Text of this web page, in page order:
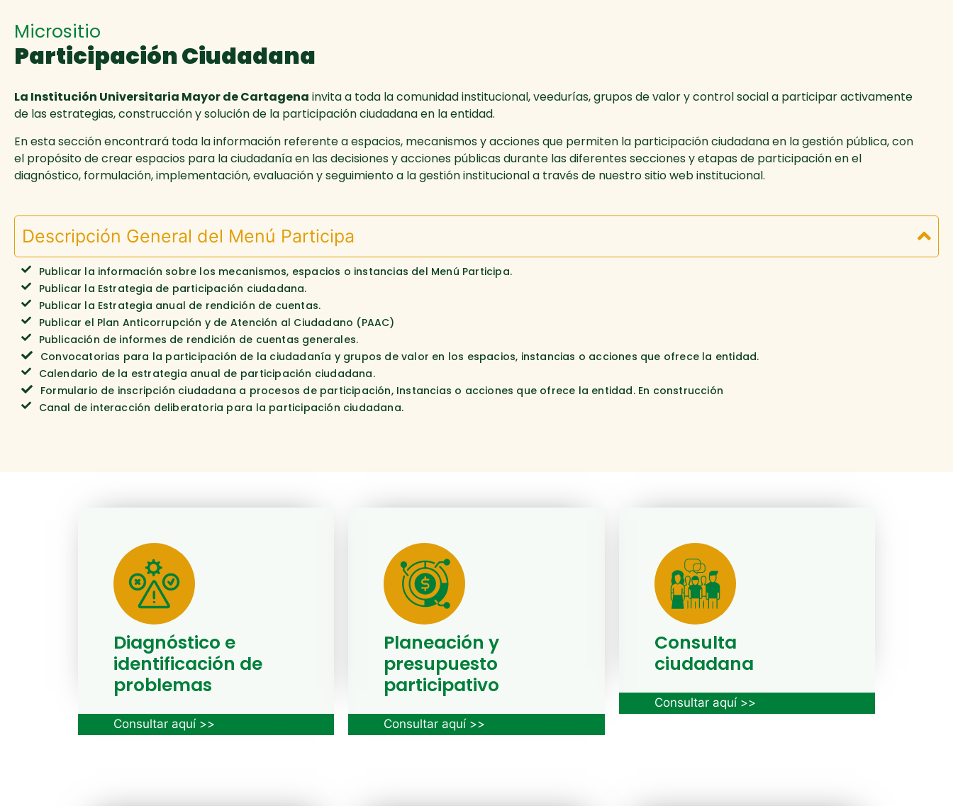
Micrositio
Participación Ciudadana
La Institución Universitaria Mayor de Cartagena invita a toda la comunidad institucional, veedurías, grupos de valor y control social a participar activamente
de las estrategias, construcción y solución de la participación ciudadana en la entidad.
En esta sección encontrará toda la información referente a espacios, mecanismos y acciones que permiten la participación ciudadana en la gestión pública, con
el propósito de crear espacios para la ciudadanía en las decisiones y acciones públicas durante las diferentes secciones y etapas de participación en el
diagnóstico, formulación, implementación, evaluación y seguimiento a la gestión institucional a través de nuestro sitio web institucional.
Descripción General del Menú Participa
Publicar la información sobre los mecanismos, espacios o instancias del Menú Participa.
Publicar la Estrategia de participación ciudadana.
Publicar la Estrategia anual de rendición de cuentas.
Publicar el Plan Anticorrupción y de Atención al Ciudadano (PAAC)
Publicación de informes de rendición de cuentas generales.
Convocatorias para la participación de la ciudadanía y grupos de valor en los espacios, instancias o acciones que ofrece la entidad.
Calendario de la estrategia anual de participación ciudadana.
Formulario de inscripción ciudadana a procesos de participación, Instancias o acciones que ofrece la entidad. En construcción
Canal de interacción deliberatoria para la participación ciudadana.
Diagnóstico e
identificación de
problemas
Consultar aquí >>
Planeación y
presupuesto
participativo
Consultar aquí >>
Consulta
ciudadana
Consultar aquí >>